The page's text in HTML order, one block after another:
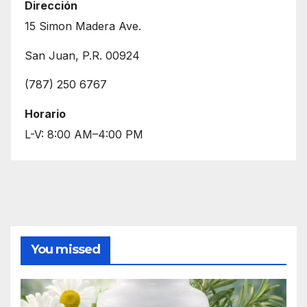
13 de agosto
Viernes
Dirección
15 Simon Madera Ave.
San Juan, P.R. 00924
(787) 250 6767
Horario
L-V: 8:00 AM–4:00 PM
You missed